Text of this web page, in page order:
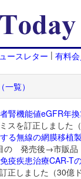
ースレター | 有料
覧）
腎機能値eGFR年
スを訂正しました
る無線の網膜移植
の 発売後→市販品
疫疾患治療CAR-T
正しました（30億